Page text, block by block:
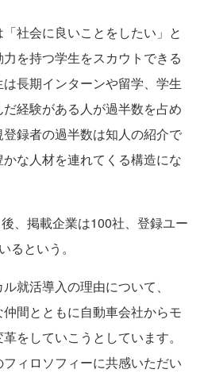
社会に良いことをしたい」と
を持つ学生をスカウトできる
長期インターンや留学、学生
経験がある人が過半数を占め
録者の過半数は知人の紹介で
な人材を連れてくる構造にな
、掲載企業は100社、登録ユー
るという。
就活導入の理由について、
仲間とともに自動車会社からモ
をしていこうとしています。
ィロソフィーに共感いただい